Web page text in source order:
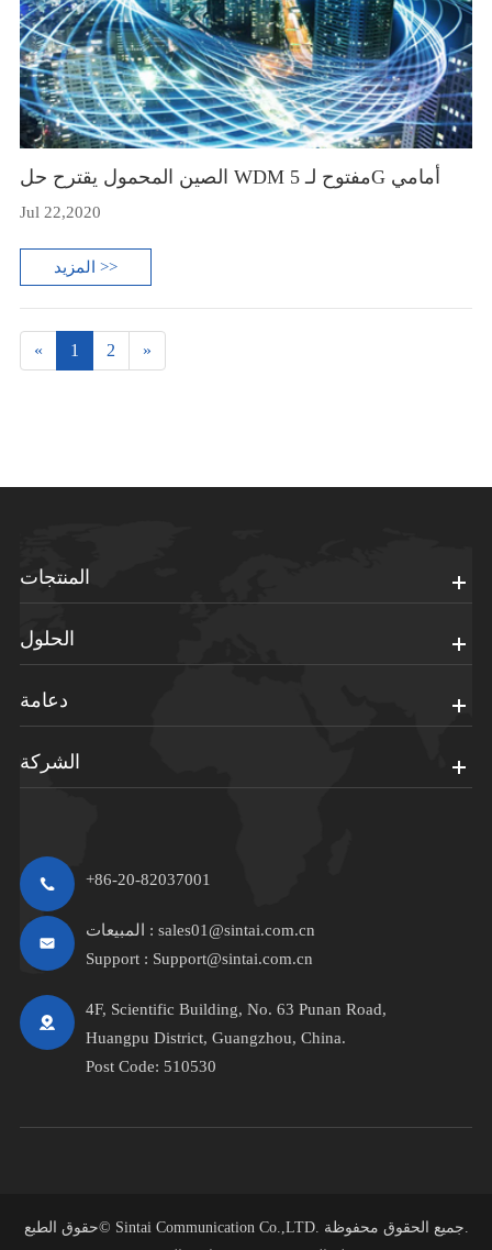
الصين المحمول يقترح حل WDM مفتوح لـ 5G أمامي
Jul 22,2020
المزيد >>
« 1 2 »
المنتجات
الحلول
دعامة
الشركة
+86-20-82037001
المبيعات : sales01@sintai.com.cn
Support : Support@sintai.com.cn
4F, Scientific Building, No. 63 Punan Road,
Huangpu District, Guangzhou, China.
Post Code: 510530
حقوق الطبع© Sintai Communication Co.,LTD.